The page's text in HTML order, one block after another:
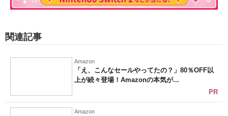
関連記事
Amazon
「え、こんなセールやってたの？」80％OFF以
上が続々登場！Amazonの本気が...
PR
Amazon